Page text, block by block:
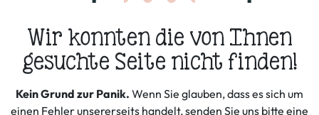
Fehler 404
Wir konnten die von Ihnen
gesuchte Seite nicht finden!
Kein Grund zur Panik. Wenn Sie glauben, dass es sich um
einen Fehler unsererseits handelt, senden Sie uns bitte eine